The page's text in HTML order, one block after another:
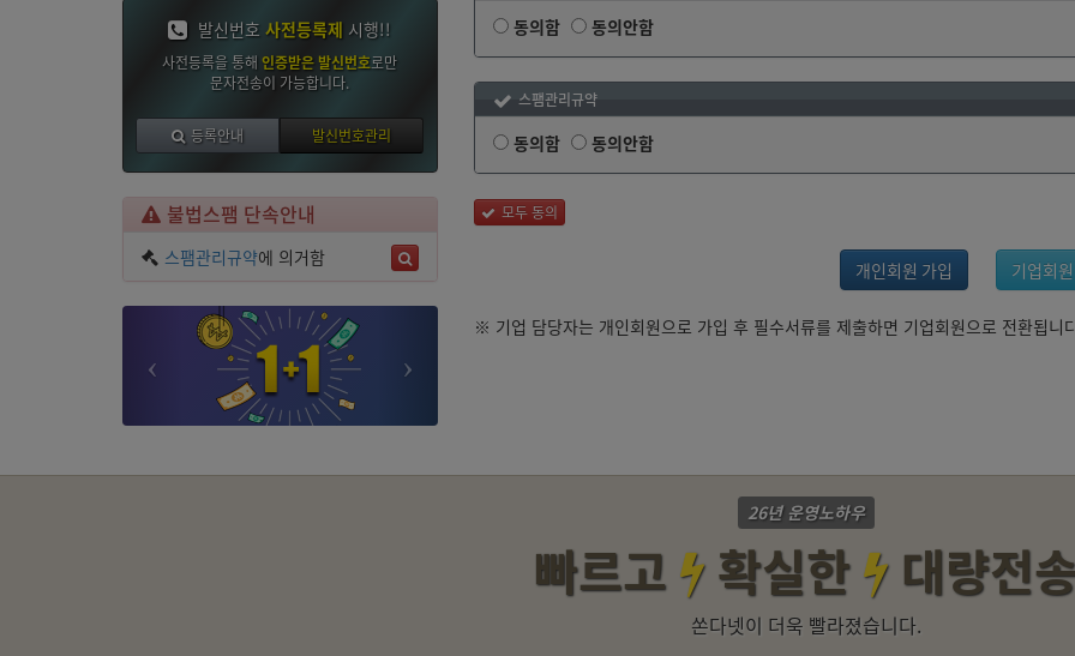
발신번호사전등록제 시행!!
사전등록을 통해인증받은 발신번호로만
문자전송이 가능합니다.
등록안내 발신번호관리
불법스팸 단속안내
스팸관리규약에 의거함
동의함 동의안함
스팸관리규약
동의함 동의안함
모두 동의
개인회원 가입 기업회
※ 기업 담당자는 개인회원으로 가입 후 필수서류를 제출하면 기업회원으로 전환됩니
26년 운영노하우
빠르고 확실한 대량전
쏜다넷이 더욱 빨라졌습니다.